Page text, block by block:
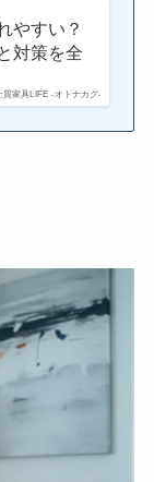
質家具LIFE -オトナカグ-
やすい？
対策を全